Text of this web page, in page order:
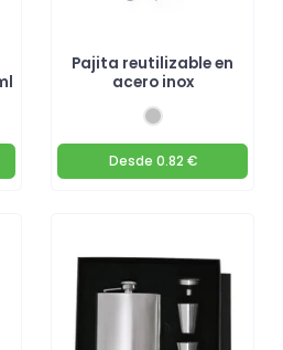
Pajita reutilizable en
acero inox
Desde 0.82 €